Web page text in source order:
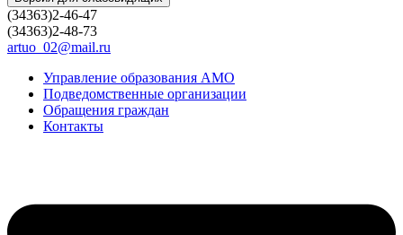
(34363)2-46-47
(34363)2-48-73
artuo_02@mail.ru
Управление образования АМО
Подведомственные организации
Обращения граждан
Контакты